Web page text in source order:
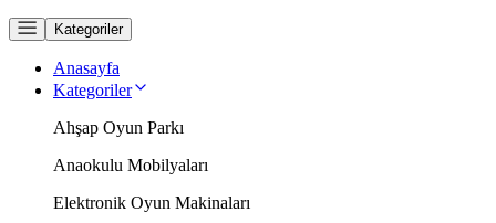
Kategoriler
Anasayfa
Kategoriler
Ahşap Oyun Parkı
Anaokulu Mobilyaları
Elektronik Oyun Makinaları